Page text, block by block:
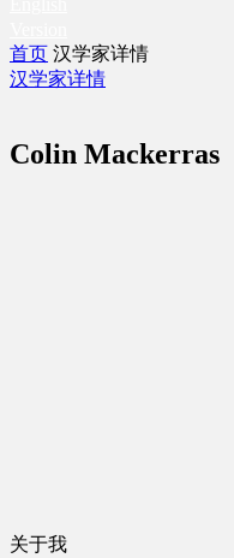
首页 汉学家详情
汉学家详情
Colin Mackerras
关于我